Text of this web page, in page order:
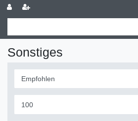
Sonstiges